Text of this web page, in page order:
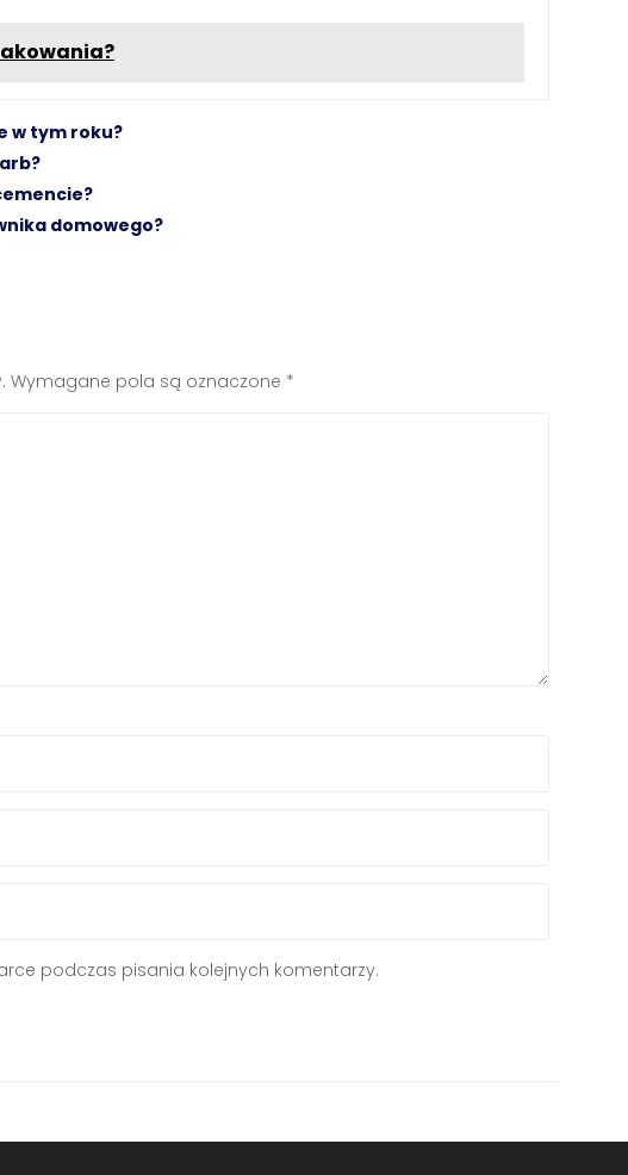
w tym roku?
domowego?
Wymagane pola są oznaczone *
podczas pisania kolejnych komentarzy.